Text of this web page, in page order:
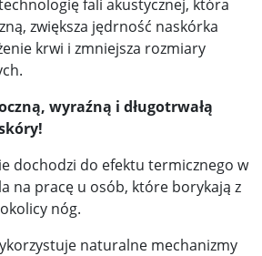
fali akustycznej, która
zwiększa jędrność naskórka
krwi i zmniejsza rozmiary
wyraźną i długotrwałą
dochodzi do efektu termicznego w
na pracę u osób, które borykają z
nóg.
naturalne mechanizmy